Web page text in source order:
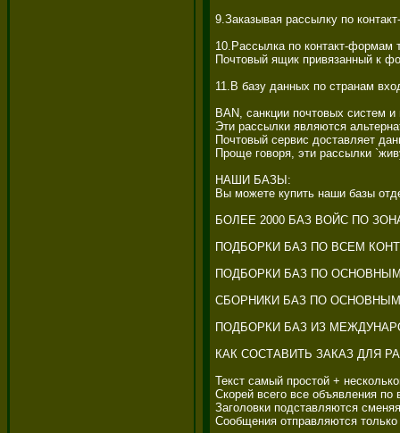
9.Заказывая рассылку по
10.Рассылка по контакт-
Почтовый ящик привязанный к
11.В базу данных по странам
BAN, санкции почтовых систем и
Эти рассылки являются
Почтовый сервис доставляет
Проще говоря, эти рассылки
НАШИ БАЗЫ:
Вы можете купить наши базы
БОЛЕЕ 2000 БАЗ ВОЙС ПО
ПОДБОРКИ БАЗ ПО ВСЕМ
ПОДБОРКИ БАЗ ПО
СБОРНИКИ БАЗ ПО
ПОДБОРКИ БАЗ ИЗ
КАК СОСТАВИТЬ ЗАКАЗ ДЛЯ
Текст самый простой +
Скорей всего все объявления
Заголовки подставляются
Сообщения отправляются